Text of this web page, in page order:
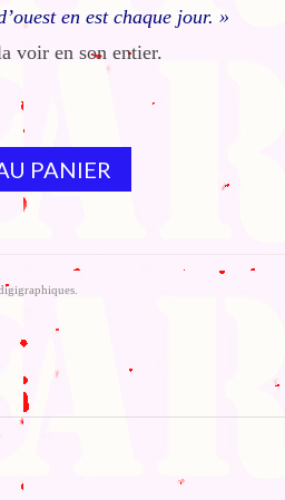
en est chaque jour. »
voir en son entier.
PANIER